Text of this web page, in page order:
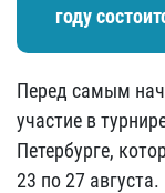
году
Перед самым
участие в
Петербурге,
23 по 27 августа.